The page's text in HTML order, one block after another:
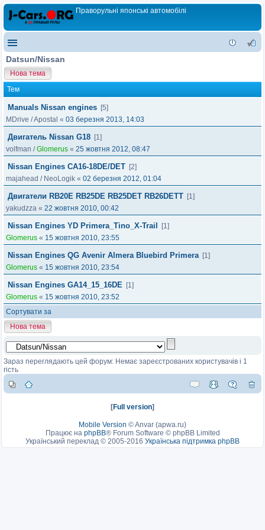
Праворульні японські автомобілі
Datsun/Nissan
Нова тема
Тем
Manuals Nissan engines [5]
MDrive /Apostal « 03 березня 2013, 14:03
Двигатель Nissan G18 [1]
volfman /Glomerus « 25 жовтня 2012, 08:47
Nissan Engines CA16-18DE/DET [2]
majahead / NeoLogik « 02 березня 2012, 01:04
Двигатели RB20E RB25DE RB25DET RB26DETT [1]
yakudzza « 22 жовтня 2010, 00:42
Nissan Engines YD Primera_Tino_X-Trail
[1]
Glomerus « 15 жовтня 2010, 23:55
Nissan Engines QG Avenir Almera Bluebird Primera [1]
Glomerus « 15 жовтня 2010, 23:54
Nissan Engines GA14_15_16DE [1]
Glomerus « 15 жовтня 2010, 23:52
Сортувати за
Нова тема
Зараз переглядають цей форум: Немає зареєстрованих користувачів і 1
гість
[Full version]
Mobile Version ©Anvar (apwa.ru)
Працює на phpBB® Forum Software © phpBB Limited
Український переклад © 2005-2016 Українська підтримка phpBB